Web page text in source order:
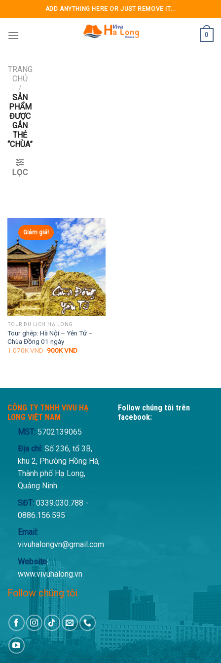
to
content
ADD ANYTHING HERE OR JUST REMOVE IT...
0
TRANG
CHỦ
/
SẢN
PHẨM
ĐƯỢC
GẮN
THẺ
“CHÙA”
LỌC
Giảm giá!
TOUR DU LỊCH HẠ LONG
Tour ghép: Hà Nội – Yên Tử –
Chùa Đồng 01 ngày
1.070KVND Giá
900KVNDGiá
CÔNG TY TNHH VIVU HẠ
LONG VIỆT NAM
MST: 5702139065
Địa chỉ:Số 236, tổ 3B,
khu 2, Phường Hồng Hà,
Thành phố Hạ Long,
Quảng Ninh
SĐT:0339.030.788 -
0886.156.595
Email:
vivuhalongvn@gmail.com
Website:
www.vivuhalong.vn
Follow chúng tôi
Follow chúng tôi trên
facebook: